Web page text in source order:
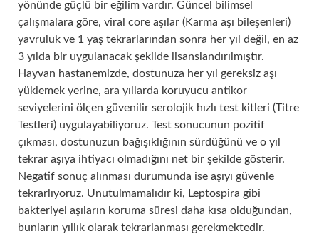
yönünde güçlü bir eğilim vardır. Güncel bilimsel
çalışmalara göre, viral core aşılar (Karma aşı bileşenleri)
yavruluk ve 1 yaş tekrarlarından sonra her yıl değil, en az
3 yılda bir uygulanacak şekilde lisanslandırılmıştır.
Hayvan hastanemizde, dostunuza her yıl gereksiz aşı
yüklemek yerine, ara yıllarda koruyucu antikor
seviyelerini ölçen güvenilir serolojik hızlı test kitleri (Titre
Testleri) uygulayabiliyoruz. Test sonucunun pozitif
çıkması, dostunuzun bağışıklığının sürdüğünü ve o yıl
tekrar aşıya ihtiyacı olmadığını net bir şekilde gösterir.
Negatif sonuç alınması durumunda ise aşıyı güvenle
tekrarlıyoruz. Unutulmamalıdır ki, Leptospira gibi
bakteriyel aşıların koruma süresi daha kısa olduğundan,
bunların yıllık olarak tekrarlanması gerekmektedir.